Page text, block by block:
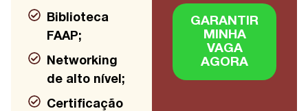
Biblioteca
FAAP;
Networking
de alto nível;
Certificação
GARANTIR
MINHA
VAGA
AGORA